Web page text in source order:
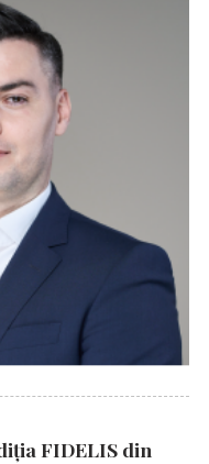
FIDELIS din